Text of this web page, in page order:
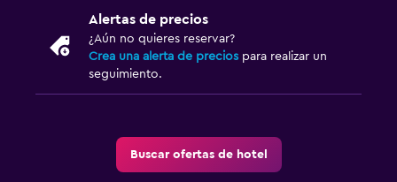
Alertas de precios
¿Aún no quieres reservar?
Crea una alerta de precios para realizar un
seguimiento.
Buscar ofertas de hotel